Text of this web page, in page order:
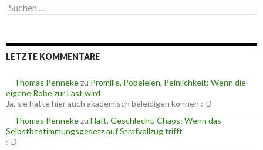
g
o
n
S
u
e
n
c
h
:
LETZTE KOMMENTARE
Thomas Pennekezu Promille, Pöbeleien, Peinlichkeit: Wenn die
eigene Robe zur Last wird
Ja, sie hätte hier auch akademisch beleidigen können :-D
Thomas Pennekezu Haft, Geschlecht, Chaos: Wenn das
Selbstbestimmungsgesetz auf Strafvollzug trifft
:-D